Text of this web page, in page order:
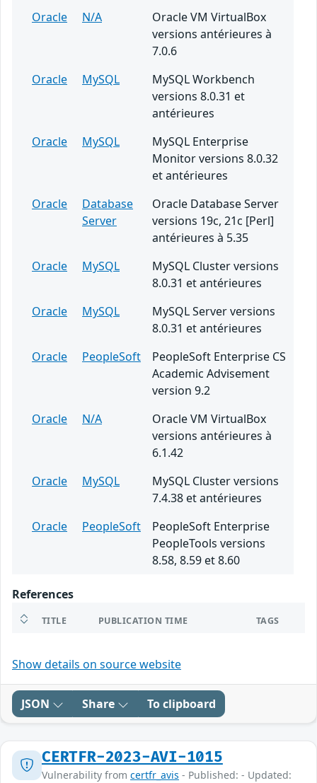
Oracle N/A
Oracle VM VirtualBox
versions antérieures à
7.0.6
Oracle
MySQL
MySQL Workbench
versions 8.0.31 et
antérieures
Oracle
MySQL
MySQL Enterprise
Monitor versions 8.0.32
et antérieures
Oracle
Database
Server
Oracle Database Server
versions 19c, 21c [Perl]
antérieures à 5.35
Oracle
MySQL
MySQL Cluster versions
8.0.31 et antérieures
Oracle
MySQL
MySQL Server versions
8.0.31 et antérieures
Oracle
PeopleSoft
PeopleSoft Enterprise CS
Academic Advisement
version 9.2
Oracle
N/A
Oracle VM VirtualBox
versions antérieures à
6.1.42
Oracle
MySQL
MySQL Cluster versions
7.4.38 et antérieures
Oracle
PeopleSoft
PeopleSoft Enterprise
PeopleTools versions
8.58, 8.59 et 8.60
References
TITLE PUBLICATION TIME TAGS
Show details on source website
JSON Share To clipboard
CERTFR-2023-AVI-1015
Vulnerability from certfr_avis - Published: - Updated: